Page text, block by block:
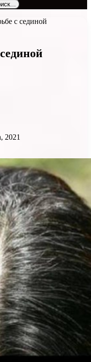
с сединой
2021